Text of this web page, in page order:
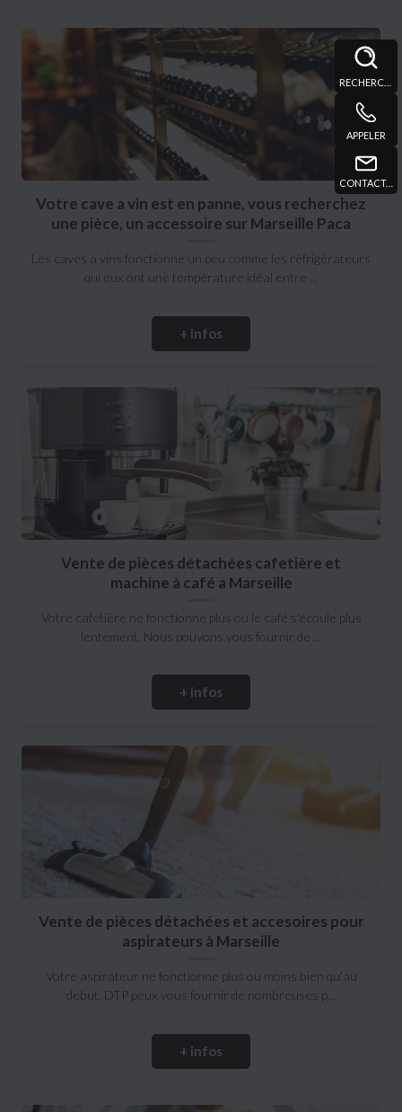
APPELER
CONTACT@DTPMARSEILLE.FR
Votre cave a vin est en panne, vous recherchez
une pièce, un accessoire sur Marseille Paca
Les caves a vins fonctionne un peu comme les réfrigérateurs
qui eux ont une température idéal entre ...
+ infos
Vente de pièces détachées cafetière et
machine à café a Marseille
Votre cafetière ne fonctionne plus ou le café s'écoule plus
lentement. Nous pouvons vous fournir de ...
+ infos
Vente de pièces détachées et accesoires pour
aspirateurs à Marseille
Votre aspirateur ne fonctionne plus ou moins bien qu'au
début. DTP peux vous fournir de nombreuses p...
+ infos